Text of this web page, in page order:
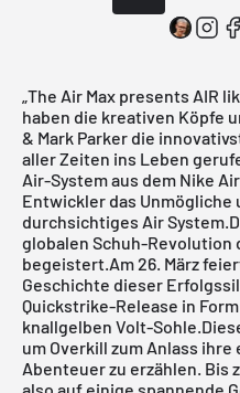
„The Air Max presents AIR
haben die kreativen Köpfe
& Mark Parker die
aller Zeiten ins Leben
Air-System aus dem Nike
Entwickler das Unmögliche
durchsichtiges Air
globalen Schuh-Revolution
begeistert.Am 26. März
Geschichte dieser
Quickstrike-Release in
knallgelben Volt-
um Overkill zum Anlass
Abenteuer zu erzählen. Bis